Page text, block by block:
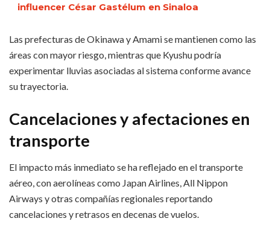
influencer César Gastélum en Sinaloa
Las prefecturas de Okinawa y Amami se mantienen como las
áreas con mayor riesgo, mientras que Kyushu podría
experimentar lluvias asociadas al sistema conforme avance
su trayectoria.
Cancelaciones y afectaciones en
transporte
El impacto más inmediato se ha reflejado en el transporte
aéreo, con aerolíneas como Japan Airlines, All Nippon
Airways y otras compañías regionales reportando
cancelaciones y retrasos en decenas de vuelos.